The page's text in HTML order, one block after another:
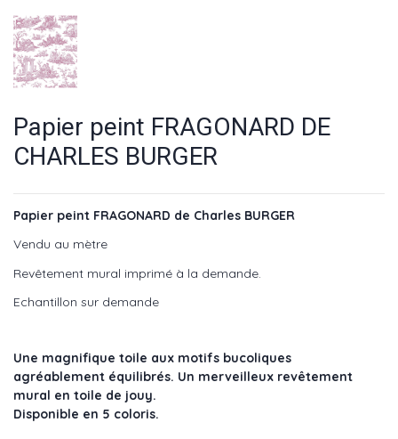
Papier peint FRAGONARD DE
CHARLES BURGER
Papier peint FRAGONARD de Charles BURGER
Vendu au mètre
Revêtement mural imprimé à la demande.
Echantillon sur demande
Une magnifique toile aux motifs bucoliques
agréablement équilibrés. Un merveilleux revêtement
mural en toile de jouy.
Disponible en 5 coloris.